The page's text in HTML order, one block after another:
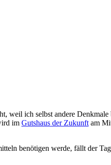
weil ich selbst andere
im Gutshaus der Zukunft am
benötigen werde, fällt der